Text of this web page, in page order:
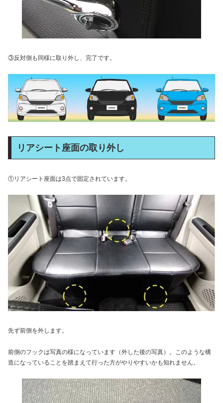
③反対側も同様に取り外し、完了です。
リアシート座面の取り外し
①リアシート座面は3点で固定されています。
先ず前側を外します。
前側のフックは写真の様になっています（外した後の写真）。このような構
造になっていることを踏まえて行った方がやりやすいかも知れません。